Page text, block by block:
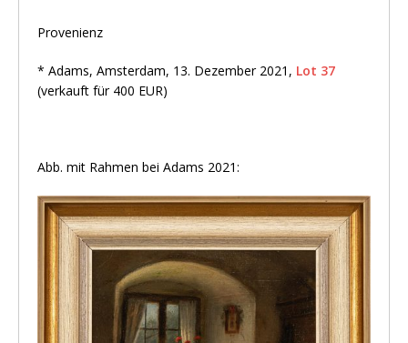
Provenienz
* Adams, Amsterdam, 13. Dezember 2021, Lot 37
(verkauft für 400 EUR)
Abb. mit Rahmen bei Adams 2021: